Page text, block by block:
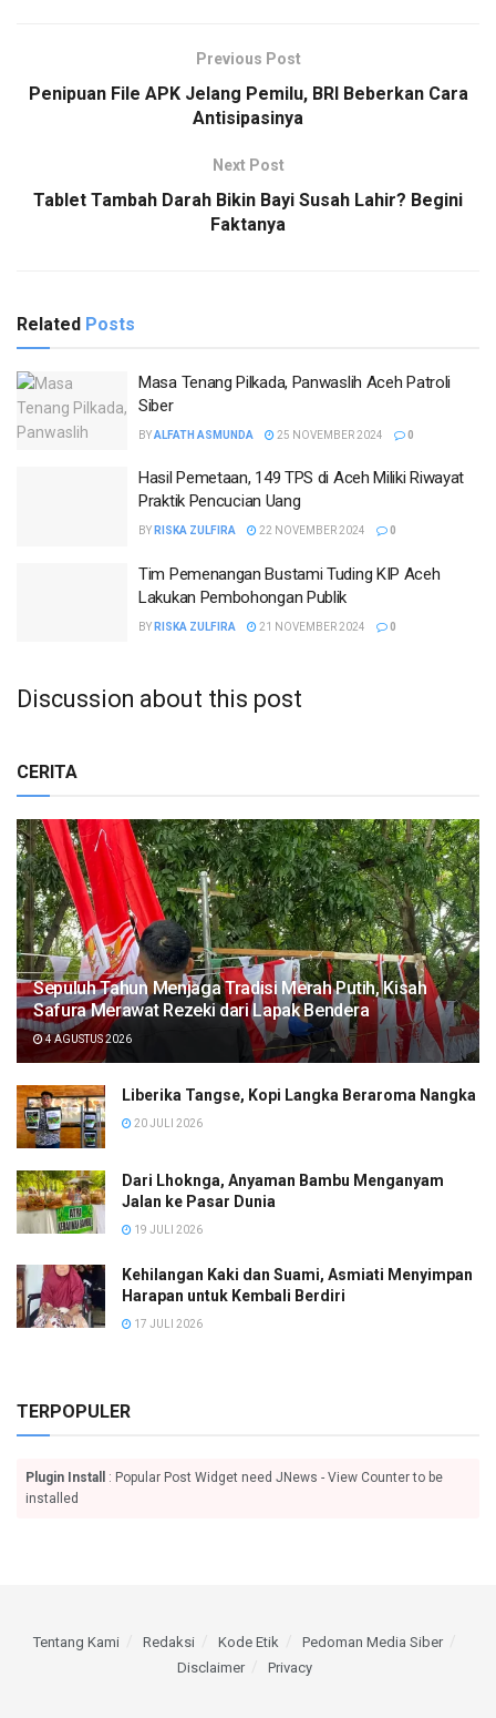
Previous Post
Penipuan File APK Jelang Pemilu, BRI Beberkan Cara
Antisipasinya
Next Post
Tablet Tambah Darah Bikin Bayi Susah Lahir? Begini
Faktanya
Related Posts
Masa Tenang Pilkada, Panwaslih Aceh Patroli
Siber
BYALFATH ASMUNDA 25 NOVEMBER 2024 0
Hasil Pemetaan, 149 TPS di Aceh Miliki Riwayat
Praktik Pencucian Uang
BY RISKA ZULFIRA 22 NOVEMBER 2024 0
Tim Pemenangan Bustami Tuding KIP Aceh
Lakukan Pembohongan Publik
BY RISKA ZULFIRA 21 NOVEMBER 2024 0
Discussion about this post
CERITA
Sepuluh Tahun Menjaga Tradisi Merah Putih, Kisah
Safura Merawat Rezeki dari Lapak Bendera
4 AGUSTUS 2026
Liberika Tangse, Kopi Langka Beraroma Nangka
20 JULI 2026
Dari Lhoknga, Anyaman Bambu Menganyam
Jalan ke Pasar Dunia
19 JULI 2026
Kehilangan Kaki dan Suami, Asmiati Menyimpan
Harapan untuk Kembali Berdiri
17 JULI 2026
TERPOPULER
Plugin Install
: Popular Post Widget need JNews - View Counter to be
installed
Tentang Kami Redaksi Kode Etik
Pedoman Media Siber
Disclaimer
Privacy